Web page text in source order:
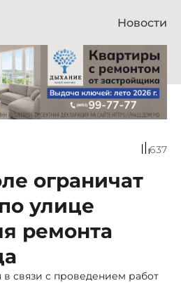
Новости
637
ограничат
улице
ремонта
в связи с проведением работ